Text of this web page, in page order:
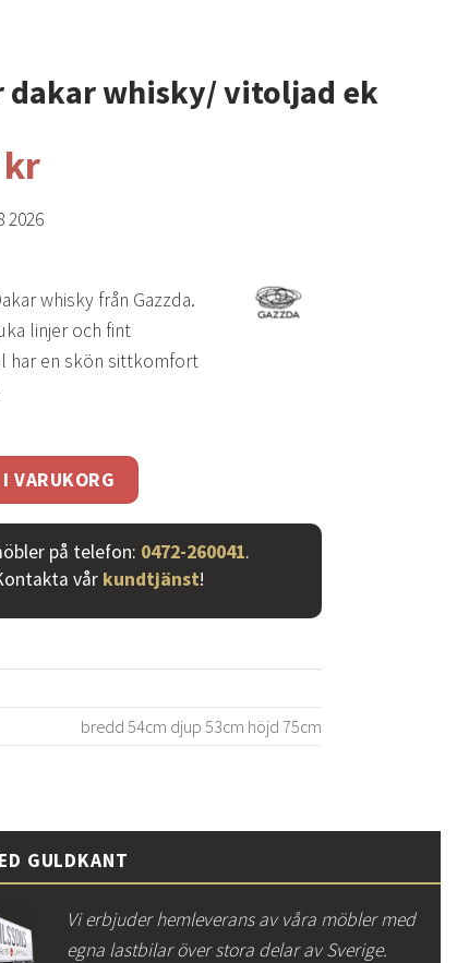
dakar whisky/ vitoljad ek
kr
2026
whisky från Gazzda.
linjer och fint
har en skön sittkomfort
ek mängd
VARUKORG
på telefon: 0472-260041.
vår kundtjänst!
bredd 54cm djup 53cm höjd 75cm
GULDKANT
Vi erbjuder hemleverans av våra möbler med
egna lastbilar över stora delar av Sverige.